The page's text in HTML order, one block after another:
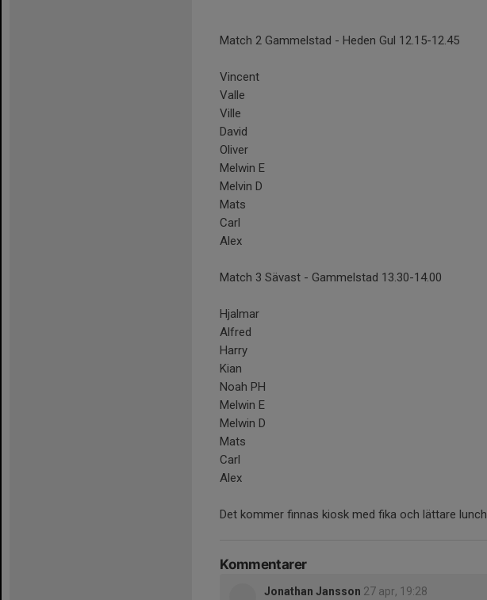
Match 2 Gammelstad - Heden Gul 12.15-12.45
Vincent
Valle
Ville
David
Oliver
Melwin E
Melvin D
Mats
Carl
Alex
Match 3 Sävast - Gammelstad 13.30-14.00
Hjalmar
Alfred
Harry
Kian
Noah PH
Melwin E
Melwin D
Mats
Carl
Alex
Det kommer finnas kiosk med fika och lättare lunch
Kommentarer
Jonathan Jansson 27 apr, 19:28